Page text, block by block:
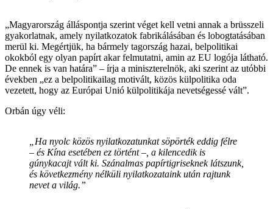
„Magyarország álláspontja szerint véget kell vetni annak a brüsszeli
gyakorlatnak, amely nyilatkozatok fabrikálásában és lobogtatásában
merül ki. Megértjük, ha bármely tagország hazai, belpolitikai
okokból egy olyan papírt akar felmutatni, amin az EU logója látható.
De ennek is van határa” – írja a miniszterelnök, aki szerint az utóbbi
években „ez a belpolitikailag motivált, közös külpolitika oda
vezetett, hogy az Európai Unió külpolitikája nevetségessé vált”.
Orbán úgy véli:
„Ha nyolc közös nyilatkozatunkat söpörték eddig félre
– és Kína esetében ez történt –, a kilencedik is
gúnykacajt vált ki. Szánalmas papírtigriseknek látszunk,
és következmény nélküli nyilatkozataink után rajtunk
nevet a világ.”